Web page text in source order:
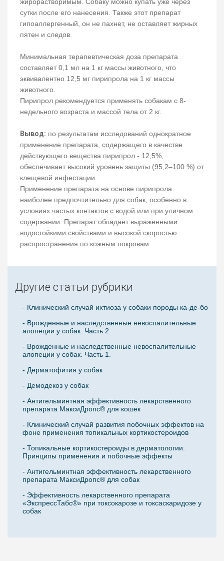
жирорастворимым. Собаку можно купать уже через
сутки после его нанесения. Также этот препарат
гипоаллергенный, он не пахнет, не оставляет жирных
пятен и следов.
Минимальная терапевтическая доза препарата
составляет 0,1 мл на 1 кг массы животного, что
эквивалентно 12,5 мг пирипрола на 1 кг массы
животного.
Пирипрол рекомендуется применять собакам с 8-
недельного возраста и массой тела от 2 кг.
Вывод: по результатам исследований однократное
применение препарата, содержащего в качестве
действующего вещества пирипрол - 12,5%,
обеспечивает высокий уровень защиты (95,2–100 %) от
клещевой инфестации.
Применение препарата на основе пирипрола
наиболее предпочтительно для собак, особенно в
условиях частых контактов с водой или при уличном
содержании. Препарат обладает выраженными
водостойкими свойствами и высокой скоростью
распространения по кожным покровам.
Другие статьи рубрики
- Клинический случай ихтиоза у собаки породы ка-де-бо
- Врожденные и наследственные невоспалительные
алопеции у собак. Часть 2.
- Врожденные и наследственные невоспалительные
алопеции у собак. Часть 1.
- Дерматофития у собак
- Демодекоз у собак
- Антигельминтная эффективность лекарственного
препарата МаксиДропс® для кошек
- Клинический случай развития побочных эффектов на
фоне применения топикальных кортикостероидов
- Топикальные кортикостероиды в дерматологии.
Принципы применения и побочные эффекты
- Антигельминтная эффективность лекарственного
препарата МаксиДропс® для собак
- Эффективность лекарственного препарата
«ЭкспрессТабс®» при токсокарозе и токсаскаридозе у
собак